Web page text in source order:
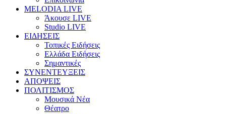
MELODIA LIVE
Άκουσε LIVE
Studio LIVE
ΕΙΔΗΣΕΙΣ
Τοπικές Ειδήσεις
Ελλάδα Ειδήσεις
Σημαντικές
ΣΥΝΕΝΤΕΥΞΕΙΣ
ΑΠΟΨΕΙΣ
ΠΟΛΙΤΙΣΜΟΣ
Μουσικά Νέα
Θέατρο